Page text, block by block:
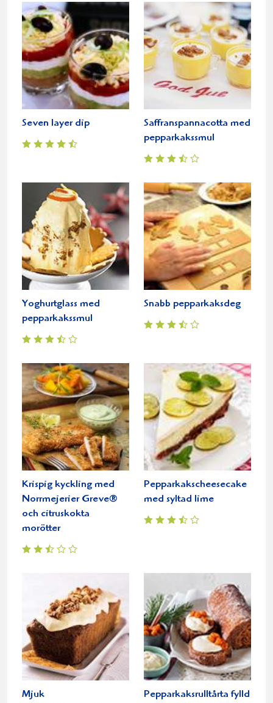
Seven layer dip
Saffranspannacotta med
pepparkakssmul
Yoghurtglass med
pepparkakssmul
Snabb pepparkaksdeg
Krispig kyckling med
Norrmejerier Greve®
och citruskokta
morötter
Pepparkakscheesecake
med syltad lime
Mjuk
Pepparkaksrulltårta fylld